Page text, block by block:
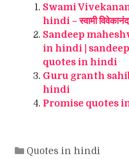
Swami
hindi – स्वामी
Sandeep
in hindi |
quotes in hindi
Guru granth
hindi
Promise quotes
Categories
Quotes in hindi